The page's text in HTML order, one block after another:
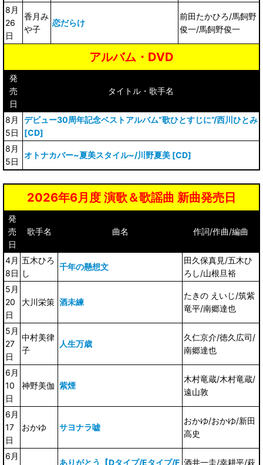
8月
26
日
香月み
や子
恋だらけ
前田たかひろ/馬飼野
俊一/馬飼野俊一
アルバム・DVD
発
売
日
タイトル・歌手名
8月
5日
デビュー30周年記念ベストアルバム“歌ひとすじに”/西川ひとみ
[CD]
8月
5日
オトナカバー~夏美スタイル~/川野夏美 [CD]
2026年6月度 演歌＆歌謡曲 新曲発売日
発
売
日
歌手名 曲名 作詞/作曲/編曲
4月
8日
五木ひろ
し
千年の懸想文
田久保真見/五木ひ
ろし/山根旦裕
5月
20
日
大川栄策 酒未練
たきの えいじ/筑紫
竜平/南郷達也
5月
27
日
中村美律
子
人生万歳
久仁京介/徳久広司/
南郷達也
6月
10
日
神野美伽 紫煙
木村竜蔵/木村竜蔵/
遠山敦
6月
17
日
おかゆ サヨナラ嘘
おかゆ/おかゆ/新田
高史
6月
ありがとう【Dタイプ/Eタイプ/F 酒井一圭/幸耕平/萩